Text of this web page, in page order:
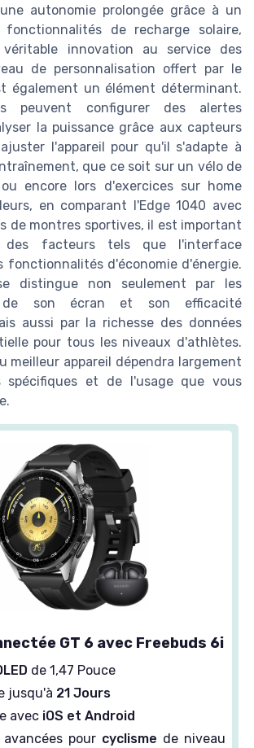
autonomie prolongée grâce à un
de recharge solaire,
innovation au service des
de personnalisation offert par le
également un élément déterminant.
peuvent configurer des alertes
la puissance grâce aux capteurs
l'appareil pour qu'il s'adapte à
que ce soit sur un vélo de
encore lors d'exercices sur home
en comparant l'Edge 1040 avec
de montres sportives, il est important
des facteurs tels que l'interface
fonctionnalités d'économie d'énergie.
distingue non seulement par les
de son écran et son efficacité
aussi par la richesse des données
pour tous les niveaux d'athlètes.
meilleur appareil dépendra largement
spécifiques et de l'usage que vous
GT 6 avec Freebuds 6i
de 1,47 Pouce
jusqu'à 21 Jours
avec iOS et Android
pour cyclisme de niveau
5 Active
de 18 jours
Sport
à l'eau5ATM
— 10051 avis